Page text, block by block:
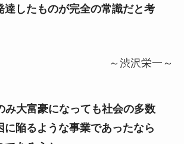
達したものが完全の常識だと考
～渋沢栄一～
み大富豪になっても社会の多数
に陥るような事業であったなら